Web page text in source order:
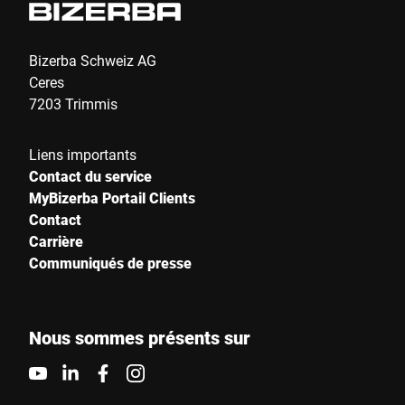
Envoyer
Bizerba Schweiz AG
Ceres
7203 Trimmis
Liens importants
Contact du service
MyBizerba Portail Clients
Contact
Carrière
Communiqués de presse
Nous sommes présents sur